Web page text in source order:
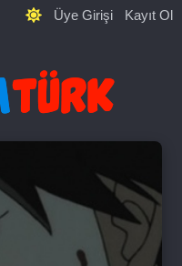
Üye Girişi Kayıt Ol